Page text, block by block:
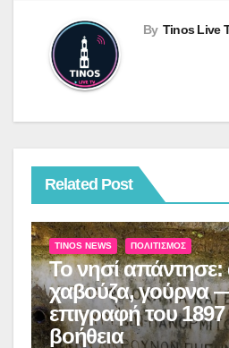
By Tinos Live
Related Post
TINOS NEWS ΠΟΛΙΤΙΣΜΌΣ
Το νησί
χαβούζα, γούρνα —
επιγραφή του 1897
βοήθεια